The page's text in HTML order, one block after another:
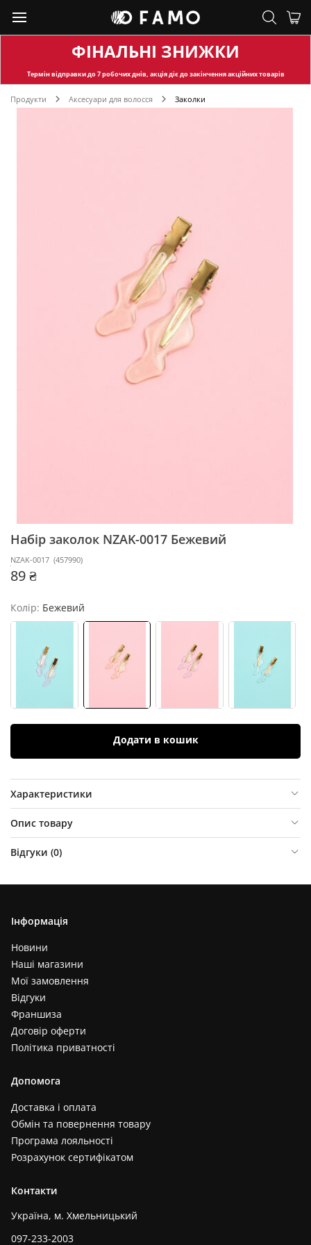
ФІНАЛЬНІ ЗНИЖКИ
Термін відправкидо 7 робочих днів, акція діє до закінчення акційних товарів
Продукти Аксесуари для волосся Заколки
Набір заколок NZAK-0017 Бежевий
NZAK-0017 (457990)
89 ₴
Колір: Бежевий
Додати в кошик
Характеристики
Опис товару
Відгуки (0)
Інформація
Новини
Наші магазини
Мої замовлення
Відгуки
Франшиза
Договір оферти
Політика приватності
Допомога
Доставка і оплата
Обмін та повернення товару
Програма лояльності
Розрахунок сертифікатом
Контакти
Україна, м. Хмельницький
097-233-2003